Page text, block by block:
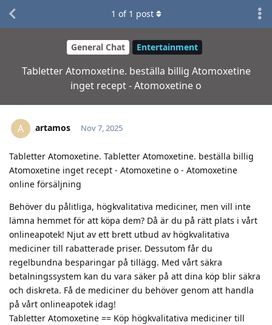
General Chat Entertainment
Tabletter Atomoxetine. beställa billig Atomoxetine
inget recept - Atomoxetine o
1 of 1 post
A artamos Nov 7, 2025
Tabletter Atomoxetine. Tabletter Atomoxetine. beställa billig
Atomoxetine inget recept - Atomoxetine o - Atomoxetine
online försäljning
Behöver du pålitliga, högkvalitativa mediciner, men vill inte
lämna hemmet för att köpa dem? Då är du på rätt plats i vårt
onlineapotek! Njut av ett brett utbud av högkvalitativa
mediciner till rabatterade priser. Dessutom får du
regelbundna besparingar på tillägg. Med vårt säkra
betalningssystem kan du vara säker på att dina köp blir säkra
och diskreta. Få de mediciner du behöver genom att handla
på vårt onlineapotek idag!
Tabletter Atomoxetine == Köp högkvalitativa mediciner till